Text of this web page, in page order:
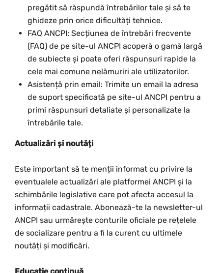
pregătit să răspundă întrebărilor tale și să te
ghideze prin orice dificultăți tehnice.
FAQ ANCPI: Secțiunea de întrebări frecvente
(FAQ) de pe site-ul ANCPI acoperă o gamă largă
de subiecte și poate oferi răspunsuri rapide la
cele mai comune nelămuriri ale utilizatorilor.
Asistență prin email: Trimite un email la adresa
de suport specificată pe site-ul ANCPI pentru a
primi răspunsuri detaliate și personalizate la
întrebările tale.
Actualizări și noutăți
Este important să te menții informat cu privire la
eventualele actualizări ale platformei ANCPI și la
schimbările legislative care pot afecta accesul la
informații cadastrale. Abonează-te la newsletter-ul
ANCPI sau urmărește conturile oficiale pe rețelele
de socializare pentru a fi la curent cu ultimele
noutăți și modificări.
Educație continuă